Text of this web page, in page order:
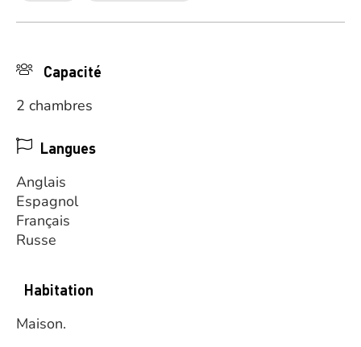
Capacité
2 chambres
Langues
Anglais
Espagnol
Français
Russe
Habitation
Maison.